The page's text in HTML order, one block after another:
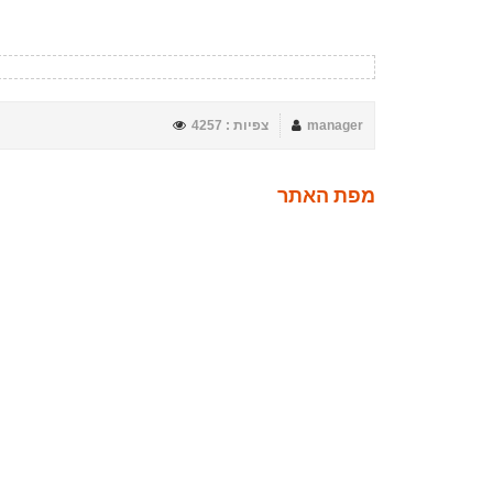
manager צפיות : 4257
מפת האתר